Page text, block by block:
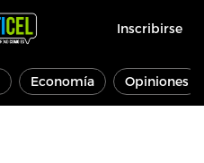
Inscribirse
Economía Opiniones